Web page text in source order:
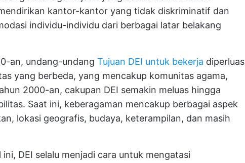
kantor-kantor yang tidak diskriminatif dan
individu-individu dari berbagai latar belakang
an, undang-undang Tujuan DEI untuk bekerja diperluas
yang berbeda, yang mencakup komunitas agama,
2000-an, cakupan DEI semakin meluas hingga
Saat ini, keberagaman mencakup berbagai aspek
lokasi geografis, budaya, keterampilan, dan masih
DEI selalu menjadi cara untuk mengatasi